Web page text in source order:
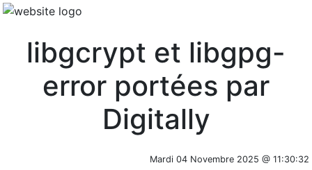
libgcrypt et libgpg-
error portées par
Digitally
Mardi 04 Novembre 2025 @ 11:30:32